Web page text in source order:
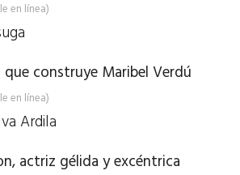
en línea)
construye Maribel Verdú
en línea)
Ardila
actriz gélida y excéntrica